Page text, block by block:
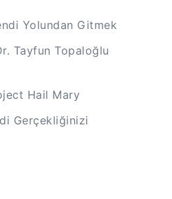
Yolundan Gitmek
Tayfun Topaloğlu
Hail Mary
Gerçekliğinizi